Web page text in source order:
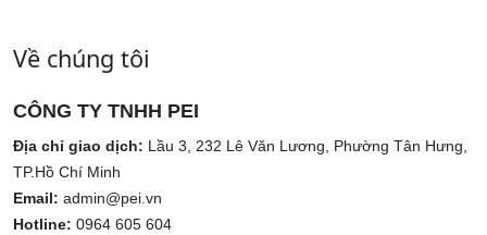
Về chúng tôi
CÔNG TY TNHH PEI
Địa chỉ giao dịch: Lầu 3, 232 Lê Văn Lương, Phường Tân Hưng,
TP.Hồ Chí Minh
Email: admin@pei.vn
Hotline: 0964 605 604